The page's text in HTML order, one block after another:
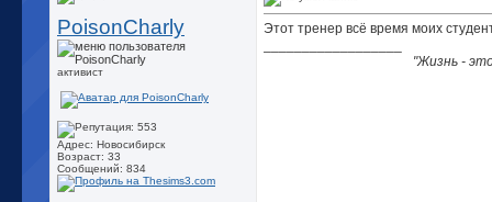
PoisonCharly
активист
Адрес: Новосибирск
Возраст: 33
Сообщений: 834
Этот тренер всё время моих
"Жизнь -